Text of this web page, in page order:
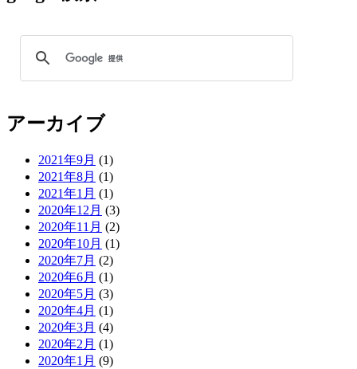
アーカイブ
2021年9月 (1)
2021年8月 (1)
2021年1月 (1)
2020年12月 (3)
2020年11月 (2)
2020年10月 (1)
2020年7月 (2)
2020年6月 (1)
2020年5月 (3)
2020年4月 (1)
2020年3月 (4)
2020年2月 (1)
2020年1月 (9)